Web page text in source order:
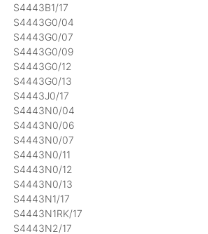
S4443B1/17
S4443G0/04
S4443G0/07
S4443G0/09
S4443G0/12
S4443G0/13
S4443J0/17
S4443N0/04
S4443N0/06
S4443N0/07
S4443N0/11
S4443N0/12
S4443N0/13
S4443N1/17
S4443N1RK/17
S4443N2/17